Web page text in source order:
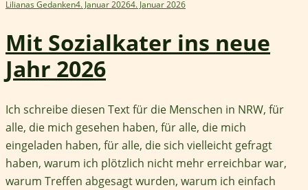
Lilianas Gedanken4. Januar 20264. Januar 2026
Mit Sozialkater ins neue
Jahr 2026
Ich schreibe diesen Text für die Menschen in NRW, für
alle, die mich gesehen haben, für alle, die mich
eingeladen haben, für alle, die sich vielleicht gefragt
haben, warum ich plötzlich nicht mehr erreichbar war,
warum Treffen abgesagt wurden, warum ich einfach